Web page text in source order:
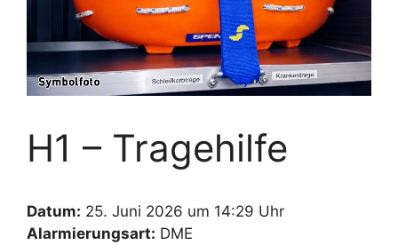
H1 – Tragehilfe
Datum: 25. Juni 2026 um 14:29 Uhr
Alarmierungsart: DME